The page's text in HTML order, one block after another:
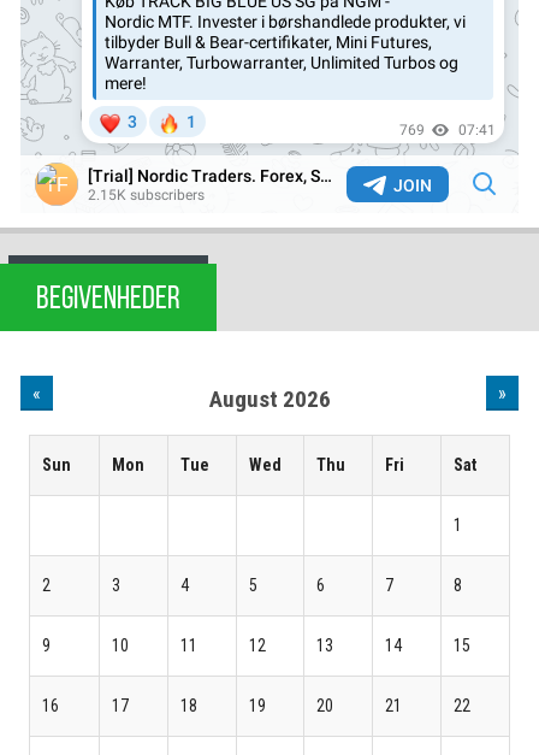
BEGIVENHEDER
« August 2026 »
Sun Mon Tue Wed Thu Fri Sat
1
2 3 4 5 6 7 8
9 10 11 12 13 14 15
16 17 18 19 20 21 22